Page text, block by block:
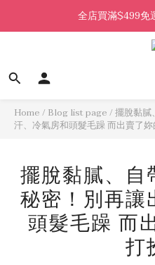
全店買滿$499免
Home/ Blog list page/擺脫黏膩
汗、冷氣房和頭髮毛躁 而出賣了妳
擺脫黏膩、自
秘密！別再讓
頭髮毛躁 而
打